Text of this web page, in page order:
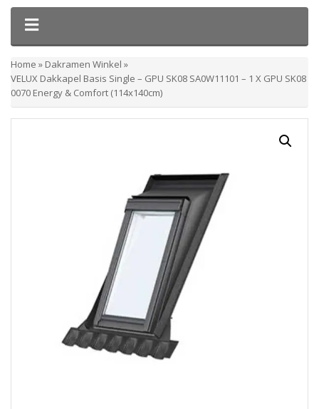
Home » Dakramen Winkel »
VELUX Dakkapel Basis Single – GPU SK08 SA0W11101 – 1 X GPU SK08
0070 Energy & Comfort (114x140cm)